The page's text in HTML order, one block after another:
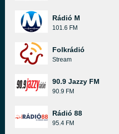
Rádió M
101.6 FM
Folkrádió
Stream
90.9 Jazzy FM
90.9 FM
Rádió 88
95.4 FM